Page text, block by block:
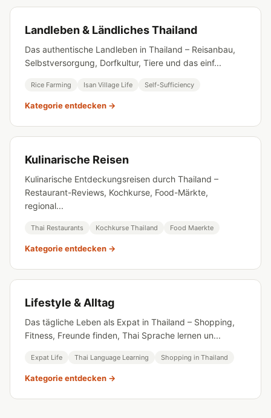
Landleben & Ländliches Thailand
Das authentische Landleben in Thailand – Reisanbau,
Selbstversorgung, Dorfkultur, Tiere und das einf...
Rice Farming Isan Village Life Self-Sufficiency
Kategorie entdecken →
Kulinarische Reisen
Kulinarische Entdeckungsreisen durch Thailand –
Restaurant-Reviews, Kochkurse, Food-Märkte,
regional...
Thai Restaurants Kochkurse Thailand Food Maerkte
Kategorie entdecken →
Lifestyle & Alltag
Das tägliche Leben als Expat in Thailand – Shopping,
Fitness, Freunde finden, Thai Sprache lernen un...
Expat Life Thai Language Learning Shopping in Thailand
Kategorie entdecken →